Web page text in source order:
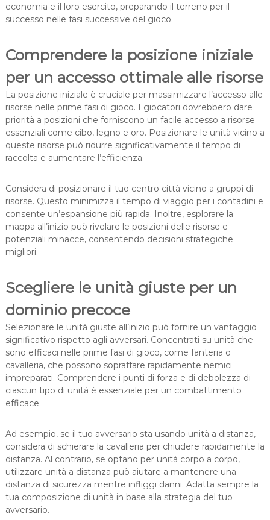
economia e il loro esercito, preparando il terreno per il
successo nelle fasi successive del gioco.
Comprendere la posizione iniziale
per un accesso ottimale alle risorse
La posizione iniziale è cruciale per massimizzare l’accesso alle
risorse nelle prime fasi di gioco. I giocatori dovrebbero dare
priorità a posizioni che forniscono un facile accesso a risorse
essenziali come cibo, legno e oro. Posizionare le unità vicino a
queste risorse può ridurre significativamente il tempo di
raccolta e aumentare l’efficienza.
Considera di posizionare il tuo centro città vicino a gruppi di
risorse. Questo minimizza il tempo di viaggio per i contadini e
consente un’espansione più rapida. Inoltre, esplorare la
mappa all’inizio può rivelare le posizioni delle risorse e
potenziali minacce, consentendo decisioni strategiche
migliori.
Scegliere le unità giuste per un
dominio precoce
Selezionare le unità giuste all’inizio può fornire un vantaggio
significativo rispetto agli avversari. Concentrati su unità che
sono efficaci nelle prime fasi di gioco, come fanteria o
cavalleria, che possono sopraffare rapidamente nemici
impreparati. Comprendere i punti di forza e di debolezza di
ciascun tipo di unità è essenziale per un combattimento
efficace.
Ad esempio, se il tuo avversario sta usando unità a distanza,
considera di schierare la cavalleria per chiudere rapidamente la
distanza. Al contrario, se optano per unità corpo a corpo,
utilizzare unità a distanza può aiutare a mantenere una
distanza di sicurezza mentre infliggi danni. Adatta sempre la
tua composizione di unità in base alla strategia del tuo
avversario.